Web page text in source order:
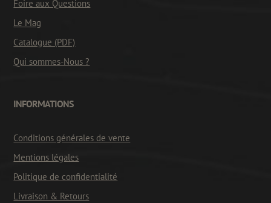
Foire aux Questions
Le Mag
Catalogue (PDF)
Qui sommes-Nous ?
INFORMATIONS
Conditions générales de vente
Mentions légales
Politique de confidentialité
Livraison & Retours